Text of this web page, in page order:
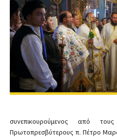
συνεπικουρούμενος από
Πρωτοπρεσβύτερους π. Πέτρο